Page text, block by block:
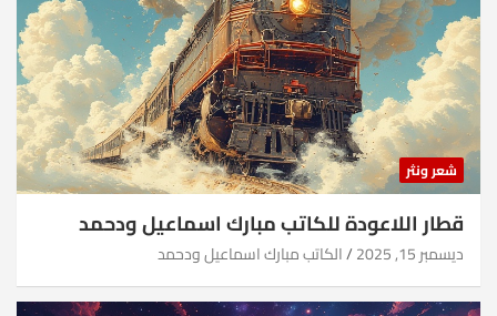
شعر ونثر
قطار اللاعودة للكاتب مبارك اسماعيل ودحمد
ديسمبر 15, 2025 الكاتب مبارك اسماعيل ودحمد